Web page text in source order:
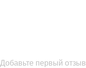
Добавьте первый отзыв